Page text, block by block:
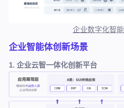
企业数字化智
企业智能体创新场景
1. 企业云智一体化创新平台